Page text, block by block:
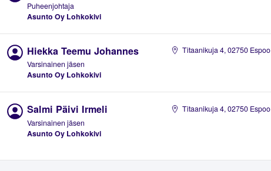
Puheenjohtaja
Asunto Oy Lohkokivi
Hiekka Teemu Johannes
Varsinainen jäsen
Asunto Oy Lohkokivi
Titaanikuja 4, 02750 Espoo
Salmi Päivi Irmeli
Varsinainen jäsen
Asunto Oy Lohkokivi
Titaanikuja 4, 02750 Espoo